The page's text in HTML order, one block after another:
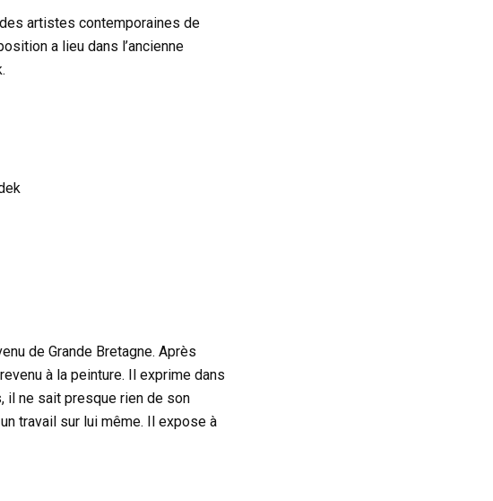
artistes contemporaines de
a lieu dans l’ancienne
de Grande Bretagne. Après
à la peinture. Il exprime dans
il ne sait presque rien de son
travail sur lui même. Il expose à